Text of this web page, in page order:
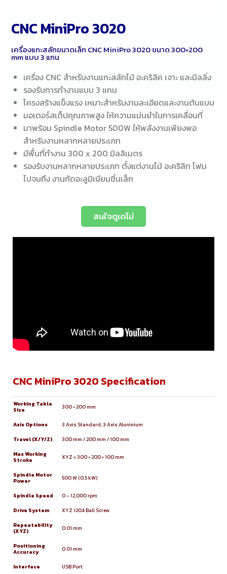
CNC MiniPro 3020
เครื่องแกะสลักขนาดเล็ก CNC MiniPro 3020 ขนาด 300×200
mm แบบ 3 แกน
เครื่อง CNC สำหรับงานแกะสลักไม้ อะคริลิค เจาะ และมิลลิ่ง
รองรับการทำงานแบบ 3 แกน
โครงสร้างแข็งแรง เหมาะสำหรับงานละเอียดและงานต้นแบบ
มอเตอร์สเต็ปคุณภาพสูง ให้ความแม่นยำในการเคลื่อนที่
มาพร้อม Spindle Motor 500W ให้พลังงานเพียงพอ
สำหรับงานหลากหลายประเภท
มีพื้นที่ทำงาน 300 x 200 มิลลิเมตร
รองรับงานหลากหลายประเภท ตั้งแต่งานไม้ อะคริลิก โฟม
ไปจนถึง งานกัดอะลูมิเนียมชิ้นเล็ก
สนใจดูเดโม่
CNC MiniPro 3020 Specification
Working Table
Size
300 × 200 mm
Axis Options
3 Axis Standard, 3 Axis Aluninium
Travel (X/Y/Z)
300 mm / 200 mm / 100 mm
Max Working
Stroke
XYZ = 300 × 200 × 100 mm
Spindle Motor
Power
500 W (0.5 kW)
Spindle Speed
0 – 12,000 rpm
Drive System
XYZ 1204 Ball Screw
Repeatability
(XYZ)
0.01 mm
Positioning
Accuracy
0.01 mm
Interface
USB Port